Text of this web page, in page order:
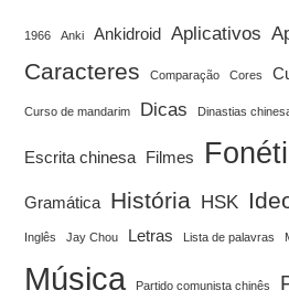
1966 Anki Ankidroid Aplicativos
Caracteres Comparação Cores
Curso de mandarim Dicas Dinastias
Escrita chinesa Filmes
Gramática História HSK
Inglês Jay Chou Letras Lista de palavras
Música Partido comunista chinês